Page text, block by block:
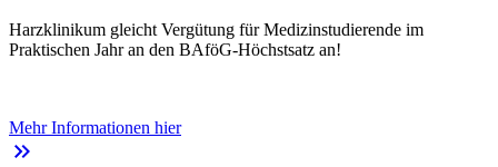
Harzklinikum gleicht Vergütung für Medizinstudierende im
Praktischen Jahr an den BAföG-Höchstsatz an!
Mehr Informationen hier
keyboard_double_arrow_right